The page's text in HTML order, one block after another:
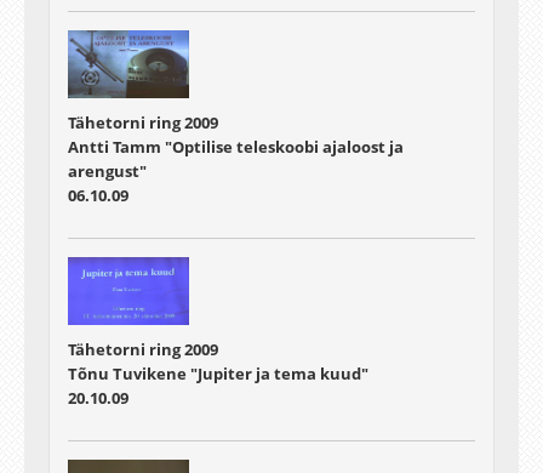
Tähetorni ring 2009
Antti Tamm "Optilise teleskoobi ajaloost ja
arengust"
06.10.09
Tähetorni ring 2009
Tõnu Tuvikene "Jupiter ja tema kuud"
20.10.09